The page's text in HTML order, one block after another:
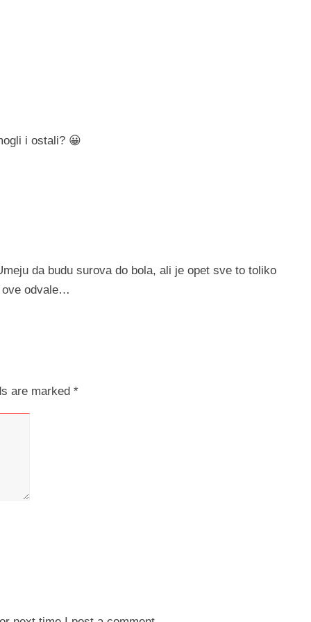
i ostali? 😀
da budu surova do bola, ali je opet sve to toliko
ove odvale…
are marked *